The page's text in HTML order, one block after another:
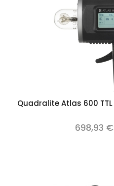
Quadralite Atlas 600
698,93 €